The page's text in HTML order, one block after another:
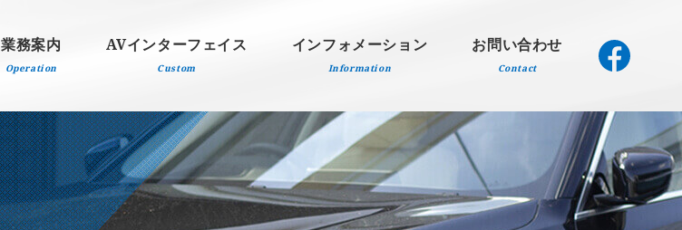
業務案内
Operation
AVインターフェイス
Custom
インフォメーション
Information
お問い合わせ
Contact